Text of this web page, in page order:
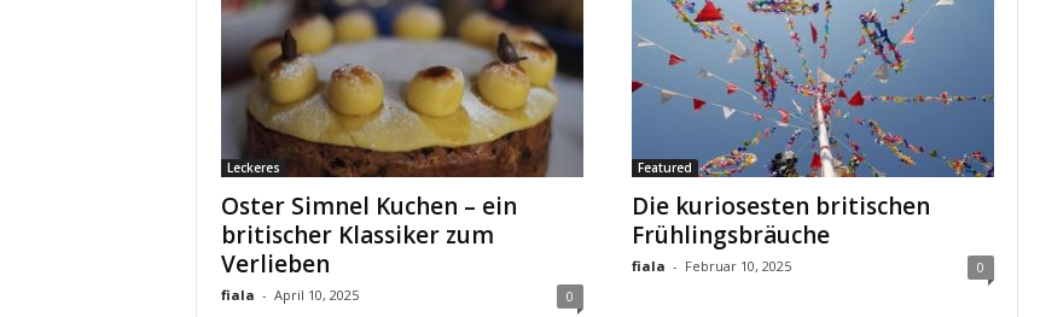
Leckeres
Oster Simnel Kuchen – ein
britischer Klassiker zum
Verlieben
fiala - April 10, 2025 0
Featured
Die kuriosesten britischen
Frühlingsbräuche
fiala - Februar 10, 2025 0